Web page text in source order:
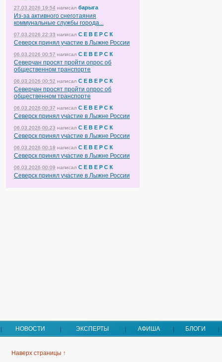
27.03.2026 19:54 написал барыга
Из-за активного снеготаяния
коммунальные службы города...
07.03.2026 22:33 написал С Е В Е Р С К
Северск принял участие в Лыжне России
06.03.2026 00:57 написал С Е В Е Р С К
Северчан просят пройти опрос об
общественном транспорте
06.03.2026 00:52 написал С Е В Е Р С К
Северчан просят пройти опрос об
общественном транспорте
06.03.2026 00:37 написал С Е В Е Р С К
Северск принял участие в Лыжне России
06.03.2026 00:23 написал С Е В Е Р С К
Северск принял участие в Лыжне России
06.03.2026 00:18 написал С Е В Е Р С К
Северск принял участие в Лыжне России
06.03.2026 00:09 написал С Е В Е Р С К
Северск принял участие в Лыжне России
НОВОСТИ ЭКСПЕРТЫ АФИША БЛОГИ
Наверх страницы ↑